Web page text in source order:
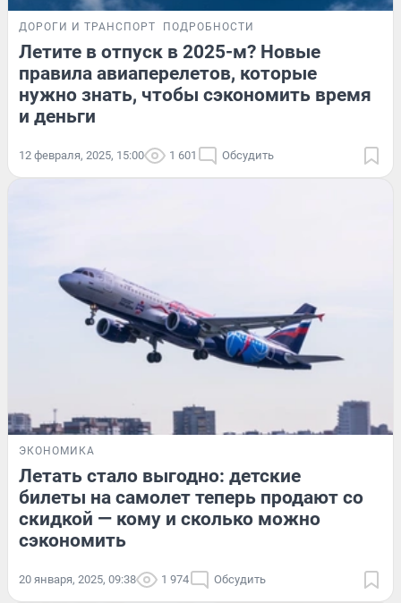
ДОРОГИ И ТРАНСПОРТ ПОДРОБНОСТИ
Летите в отпуск в 2025-м? Новые
правила авиаперелетов, которые
нужно знать, чтобы сэкономить время
и деньги
12 февраля, 2025, 15:00 1 601 Обсудить
ЭКОНОМИКА
Летать стало выгодно: детские
билеты на самолет теперь продают со
скидкой — кому и сколько можно
сэкономить
20 января, 2025, 09:38 1 974 Обсудить